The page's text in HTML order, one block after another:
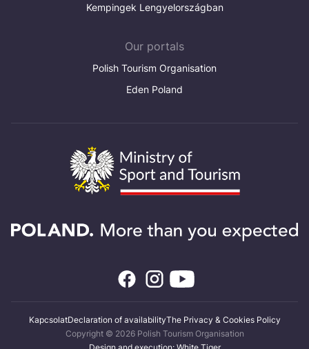
Kempingek Lengyelországban
Our portals
Polish Tourism Organisation
Eden Poland
KapcsolatDeclaration of availabilityThe Privacy & Cookies Policy
Copyright © 2026 Polish Tourism Organisation